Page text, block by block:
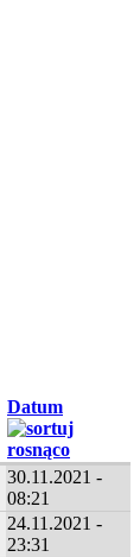
Datum
30.11.2021 -
08:21
24.11.2021 -
23:31